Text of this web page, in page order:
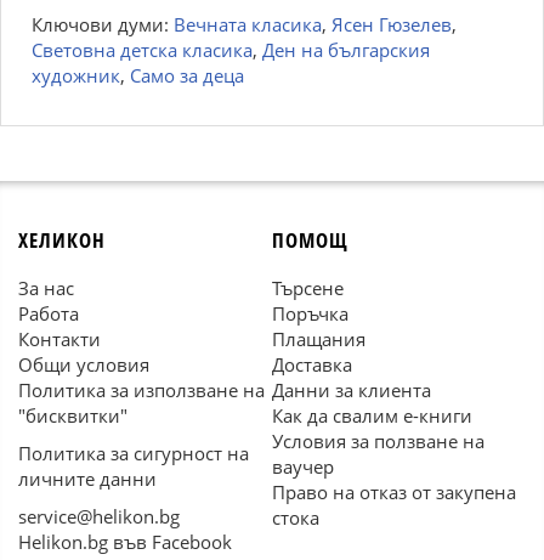
Ключови думи: Вечната класика, Ясен Гюзелев,
Световна детска класика, Ден на българския
художник, Само за деца
ХЕЛИКОН
За нас
Работа
Контакти
Общи условия
Политика за използване на
"бисквитки"
Политика за сигурност на
личните данни
service@helikon.bg
Helikon.bg във Facebook
ПОМОЩ
Търсене
Поръчка
Плащания
Доставка
Данни за клиента
Как да свалим е-книги
Условия за ползване на
ваучер
Право на отказ от закупена
стока